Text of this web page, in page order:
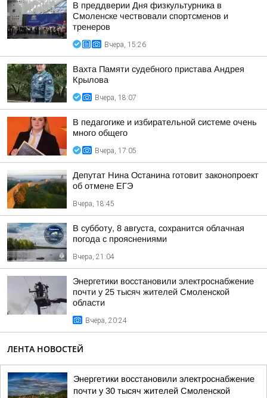
В преддверии Дня физкультурника в
Смоленске чествовали спортсменов и
тренеров
Вчера, 15:26
Вахта Памяти судебного пристава Андрея
Крылова
Вчера, 18:07
В педагогике и избирательной системе очень
много общего
Вчера, 17:05
Депутат Нина Останина готовит законопроект
об отмене ЕГЭ
Вчера, 18:45
В субботу, 8 августа, сохранится облачная
погода с прояснениями
Вчера, 21:04
Энергетики восстановили электроснабжение
почти у 25 тысяч жителей Смоленской
области
Вчера, 20:24
ЛЕНТА НОВОСТЕЙ
Энергетики восстановили электроснабжение
почти у 30 тысяч жителей Смоленской